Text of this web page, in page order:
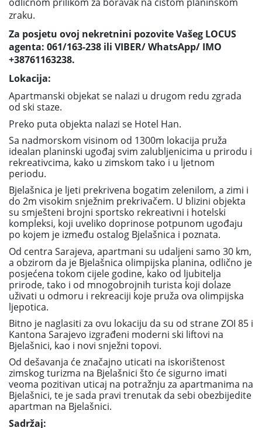
zraku.
Za posjetu ovoj nekretnini pozovite Vašeg LOCUS
agenta: 061/163-238 ili VIBER/ WhatsApp/ IMO
+38761163238.
Lokacija:
Apartmanski objekat se nalazi u drugom redu zgrada
od ski staze.
Preko puta objekta nalazi se Hotel Han.
Sa nadmorskom visinom od 1300m lokacija pruža
idealan planinski ugođaj svim zalubljenicima u prirodu i
rekreativcima, kako u zimskom tako i u ljetnom
periodu.
Bjelašnica je ljeti prekrivena bogatim zelenilom, a zimi i
do 2m visokim snježnim prekrivačem. U blizini objekta
su smješteni brojni sportsko rekreativni i hotelski
kompleksi, koji uveliko doprinose potpunom ugođaju
po kojem je između ostalog Bjelašnica i poznata.
Od centra Sarajeva, apartmani su udaljeni samo 30 km,
a obzirom da je Bjelašnica olimpijska planina, odlično je
posjećena tokom cijele godine, kako od ljubitelja
prirode, tako i od mnogobrojnih turista koji dolaze
uživati u odmoru i rekreaciji koje pruža ova olimpijska
ljepotica.
Bitno je naglasiti za ovu lokaciju da su od strane ZOI 85 i
Kantona Sarajevo izgrađeni moderni ski liftovi na
Bjelašnici, kao i novi snježni topovi.
Od dešavanja će značajno uticati na iskorištenost
zimskog turizma na Bjelašnici što će sigurno imati
veoma pozitivan uticaj na potražnju za apartmanima na
Bjelašnici, te je sada pravi trenutak da sebi obezbijedite
apartman na Bjelašnici.
Sadržaj: